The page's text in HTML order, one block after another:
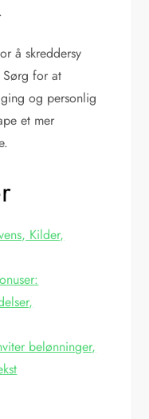
å skreddersy
for at
og personlig
et mer
Kilder,
belønninger,